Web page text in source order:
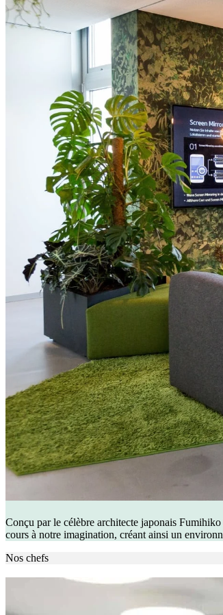
Conçu par le célèbre architecte japonais
cours à notre imagination, créant ainsi un
Nos chefs